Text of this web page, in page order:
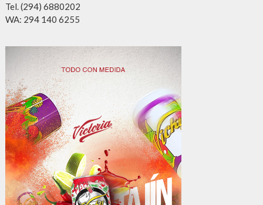
Tel. (294) 6880202
WA: 294 140 6255